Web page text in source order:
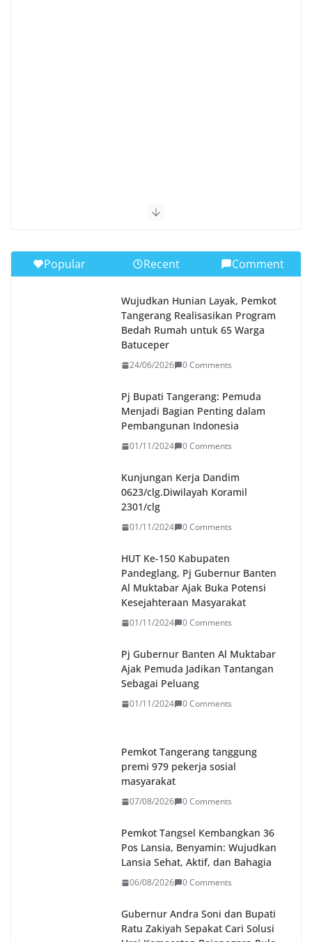
Popular Recent Comment
Wujudkan Hunian Layak, Pemkot
Tangerang Realisasikan Program
Bedah Rumah untuk 65 Warga
Batuceper
24/06/2026 0 Comments
Pj Bupati Tangerang: Pemuda
Menjadi Bagian Penting dalam
Pembangunan Indonesia
01/11/2024 0 Comments
Kunjungan Kerja Dandim
0623/clg.Diwilayah Koramil
2301/clg
01/11/2024 0 Comments
HUT Ke-150 Kabupaten
Pandeglang, Pj Gubernur Banten
Al Muktabar Ajak Buka Potensi
Kesejahteraan Masyarakat
01/11/2024 0 Comments
Pj Gubernur Banten Al Muktabar
Ajak Pemuda Jadikan Tantangan
Sebagai Peluang
01/11/2024 0 Comments
Pemkot Tangerang tanggung
premi 979 pekerja sosial
masyarakat
07/08/2026 0 Comments
Pemkot Tangsel Kembangkan 36
Pos Lansia, Benyamin: Wujudkan
Lansia Sehat, Aktif, dan Bahagia
06/08/2026 0 Comments
Gubernur Andra Soni dan Bupati
Ratu Zakiyah Sepakat Cari Solusi